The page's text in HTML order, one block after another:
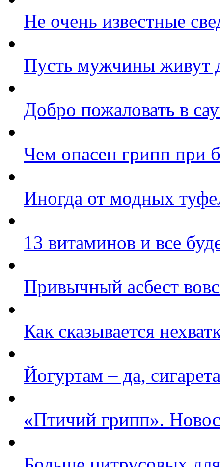
Не очень известные
Пусть мужчины живут
Добро пожаловать в
Чем опасен грипп при
Иногда от модных
13 витаминов и все
Привычный асбест
Как сказывается
Йогуртам – да,
«Птичий грипп».